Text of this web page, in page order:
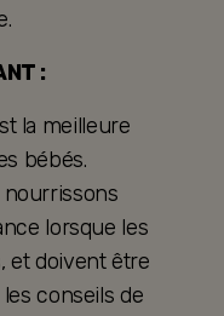
:
la meilleure
bébés.
lorsque les
et doivent être
conseils de